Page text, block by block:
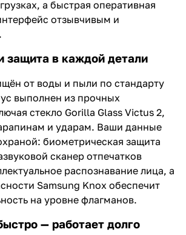
а быстрая оперативная
отзывчивым и
защита в каждой детали
от воды и пыли по стандарту
выполнен из прочных
стекло Gorilla Glass Victus 2,
и ударам. Ваши данные
биометрическая защита
сканер отпечатков
распознавание лица, а
Samsung Knox обеспечит
на уровне флагманов.
— работает долго